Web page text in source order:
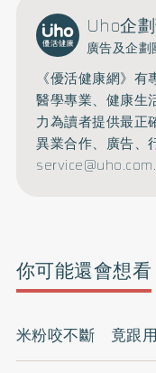
Uho企
廣告及企劃
《優活健康網》
醫學專業、健康生
力為讀者提供最正
異業合作、廣告、
你可能還會想看
米粉咬不斷 竟跟